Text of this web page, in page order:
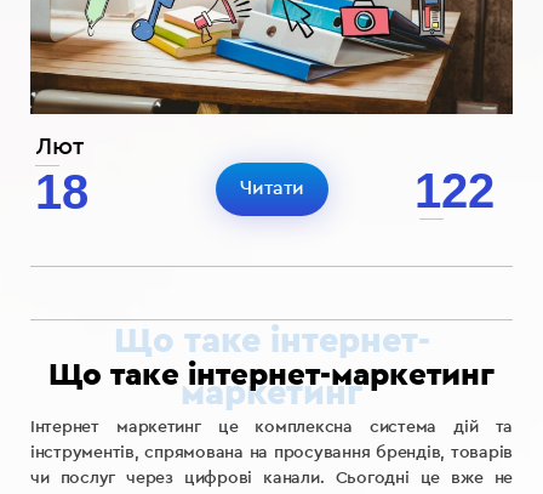
Лют
18 122
Читати
Що таке інтернет-маркетинг
Інтернет маркетинг це комплексна система дій та
інструментів, спрямована на просування брендів, товарів
чи послуг через цифрові канали. Сьогодні це вже не